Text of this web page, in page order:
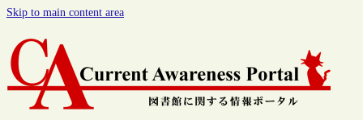
Skip to main content area